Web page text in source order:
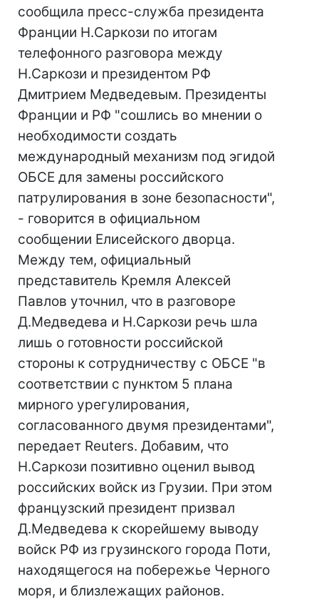
сообщила пресс-служба президента
Франции Н.Саркози по итогам
телефонного разговора между
Н.Саркози и президентом РФ
Дмитрием Медведевым. Президенты
Франции и РФ "сошлись во мнении о
необходимости создать
международный механизм под эгидой
ОБСЕ для замены российского
патрулирования в зоне безопасности",
- говорится в официальном
сообщении Елисейского дворца.
Между тем, официальный
представитель Кремля Алексей
Павлов уточнил, что в разговоре
Д.Медведева и Н.Саркози речь шла
лишь о готовности российской
стороны к сотрудничеству с ОБСЕ "в
соответствии с пунктом 5 плана
мирного урегулирования,
согласованного двумя президентами",
передает Reuters. Добавим, что
Н.Саркози позитивно оценил вывод
российских войск из Грузии. При этом
французский президент призвал
Д.Медведева к скорейшему выводу
войск РФ из грузинского города Поти,
находящегося на побережье Черного
моря, и близлежащих районов.